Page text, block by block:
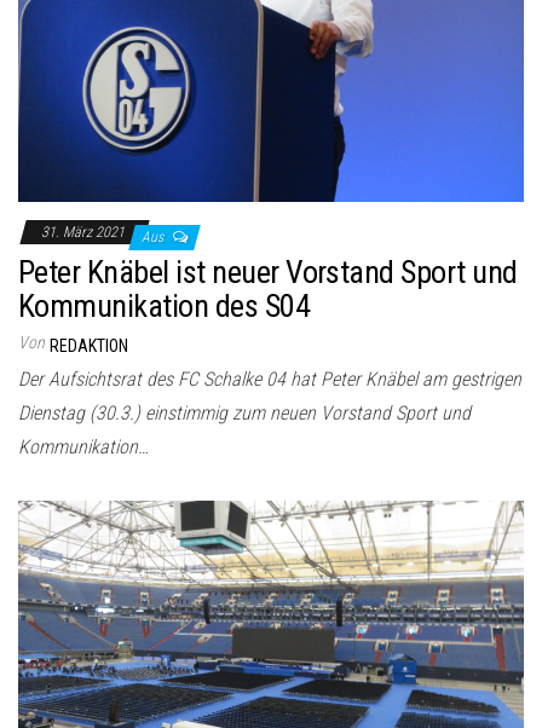
31. März 2021 Aus
Peter Knäbel ist neuer Vorstand Sport und
Kommunikation des S04
Von REDAKTION
Der Aufsichtsrat des FC Schalke 04 hat Peter Knäbel am gestrigen
Dienstag (30.3.) einstimmig zum neuen Vorstand Sport und
Kommunikation…